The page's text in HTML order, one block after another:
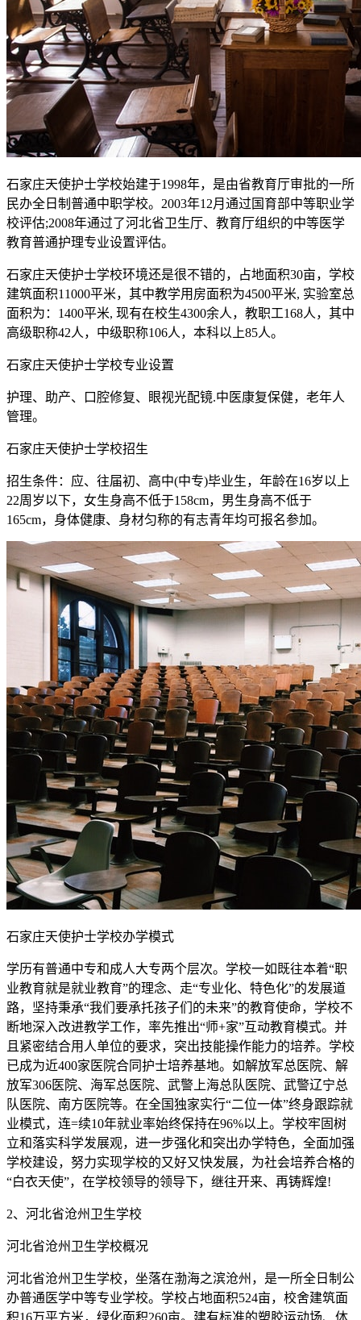
石家庄天使护士学校始建于1998年，是由省教育厅审批的一所
民办全日制普通中职学校。2003年12月通过国育部中等职业学
校评估;2008年通过了河北省卫生厅、教育厅组织的中等医学
教育普通护理专业设置评估。
石家庄天使护士学校环境还是很不错的，占地面积30亩，学校
建筑面积11000平米，其中教学用房面积为4500平米, 实验室总
面积为：1400平米, 现有在校生4300余人，教职工168人，其中
高级职称42人，中级职称106人，本科以上85人。
石家庄天使护士学校专业设置
护理、助产、口腔修复、眼视光配镜.中医康复保健，老年人
管理。
石家庄天使护士学校招生
招生条件：应、往届初、高中(中专)毕业生，年龄在16岁以上
22周岁以下，女生身高不低于158cm，男生身高不低于
165cm，身体健康、身材匀称的有志青年均可报名参加。
石家庄天使护士学校办学模式
学历有普通中专和成人大专两个层次。学校一如既往本着“职
业教育就是就业教育”的理念、走“专业化、特色化”的发展道
路，坚持秉承“我们要承托孩子们的未来”的教育使命，学校不
断地深入改进教学工作，率先推出“师+家”互动教育模式。并
且紧密结合用人单位的要求，突出技能操作能力的培养。学校
已成为近400家医院合同护士培养基地。如解放军总医院、解
放军306医院、海军总医院、武警上海总队医院、武警辽宁总
队医院、南方医院等。在全国独家实行“二位一体”终身跟踪就
业模式，连=续10年就业率始终保持在96%以上。学校牢固树
立和落实科学发展观，进一步强化和突出办学特色，全面加强
学校建设，努力实现学校的又好又快发展，为社会培养合格的
“白衣天使”，在学校领导的领导下，继往开来、再铸辉煌!
2、河北省沧州卫生学校
河北省沧州卫生学校概况
河北省沧州卫生学校，坐落在渤海之滨沧州，是一所全日制公
办普通医学中等专业学校。学校占地面积524亩，校舍建筑面
积16万平方米，绿化面积260亩。建有标准的塑胶运动场、体